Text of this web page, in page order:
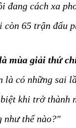
đang cách xa
còn 65 trận đấu
mùa giải thứ
là có những sai
khi trở thành
như thế nào?"